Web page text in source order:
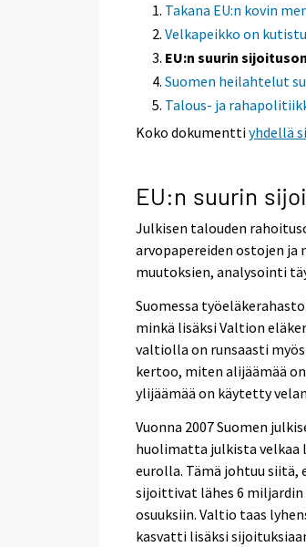
Takana EU:n kovin
Velkapeikko on
EU:n suurin
Suomen heilahtelut
Talous- ja
Koko dokumenttiyhdellä
EU:n suurin
Julkisen talouden
arvopapereiden ostojen ja
muutoksien, analysointi
Suomessa
minkä lisäksi Valtion
valtiolla on runsaasti
kertoo, miten alijäämää
ylijäämää on käytetty
Vuonna 2007 Suomen
huolimatta julkista
eurolla. Tämä johtuu
sijoittivat lähes 6 miljardin
osuuksiin. Valtio taas
kasvatti lisäksi